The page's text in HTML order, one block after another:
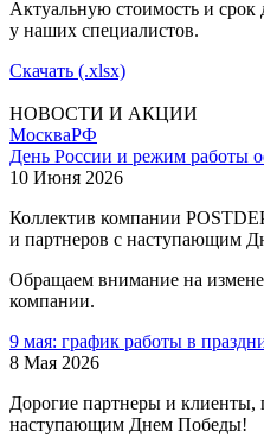
Актуальную стоимость и срок
у наших специалистов.
Скачать (.xlsx)
НОВОСТИ И АКЦИИ
МоскваРФ
День России и режим работы
10 Июня 2026
Коллектив компании
и партнеров с наступающим
Обращаем внимание на
компании.
9 мая: график работы в
8 Мая 2026
Дорогие партнеры и клиенты,
наступающим Днем Победы!